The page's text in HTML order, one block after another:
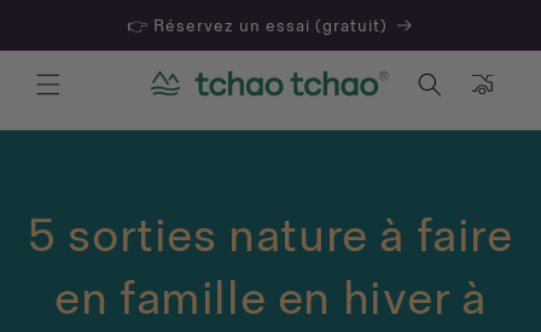
👉 Réservez un essai (gratuit)
Panier
5 sorties nature à faire
en famille en hiver à